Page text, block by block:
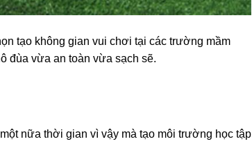
tạo không gian vui chơi tại các trường mầm
đùa vừa an toàn vừa sạch sẽ.
nữa thời gian vì vậy mà tạo môi trường học tập